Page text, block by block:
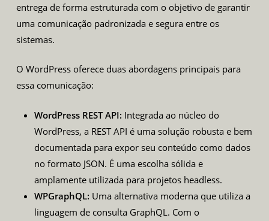
entrega de forma estruturada com o objetivo de garantir
uma comunicação padronizada e segura entre os
sistemas.
O WordPress oferece duas abordagens principais para
essa comunicação:
WordPress REST API: Integrada ao núcleo do
WordPress, a REST API é uma solução robusta e bem
documentada para expor seu conteúdo como dados
no formato JSON. É uma escolha sólida e
amplamente utilizada para projetos headless.
WPGraphQL: Uma alternativa moderna que utiliza a
linguagem de consulta GraphQL. Com o